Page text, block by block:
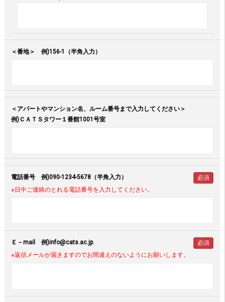
＜番地＞ 例)156-1（半角入力）
＜アパートやマンション名、ルーム番号まで入力してください＞
例)ＣＡＴＳタワー１番館1001号室
電話番号 例)090-1234-5678（半角入力）
必須
※日中ご連絡のとれる電話番号を入力してください。
Ｅ－mail 例)info@cats.ac.jp
必須
※返信メールが届きますのでお間違えのないようにお願いします。